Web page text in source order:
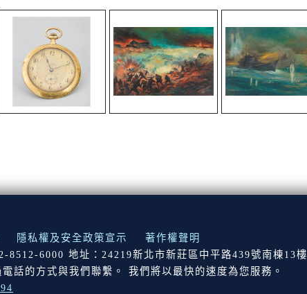
隱私權及安全政策宣示
著作權聲明
8512-6000 地址：24219新北市新莊區中平路439號南棟13樓
話的方式與我們聯繫。 我們將以最快的速度為您服務。